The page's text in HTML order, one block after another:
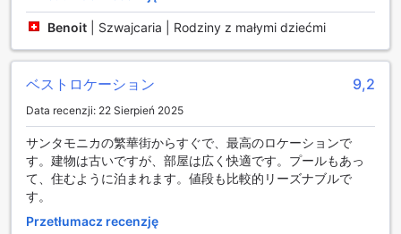
Cal Mar Hotel Suites w Los Angeles to doskonałe miejsce
dla tych, którzy cenią sobie wygodę i komfort podczas
podróży. W hotelu dostępna jest usługa pralni oraz
prasowania, co pozwala gościom na utrzymanie świeżości
ich ubrań bez zbędnego wysiłku. Dodatkowo, codziennie
sprawia, że każdy pobyt staje się przyjemnością. Goście
mogą również skorzystać z usługi dostarczania posiłków
do pokoi, co umożliwia delektowanie się smacznymi
daniami w intymnej atmosferze własnej przestrzeni.
W trosce o bezpieczeństwo i wygodę, hotel oferuje sejfy w
pokojach, które pozwalają na bezpieczne przechowywanie
wartościowych przedmiotów. Zespół concierge jest zawsze
Benoit Szwajcaria | Rodziny z małymi dziećmi
ベストロケーション 9,2
Data recenzji: 22 Sierpień 2025
サンタモニカの繁華街からすぐで、最高のロケーションで
す。建物は古いですが、部屋は広く快適です。プールもあっ
て、住むように泊まれます。値段も比較的リーズナブルで
す。
Przetłumacz recenzję